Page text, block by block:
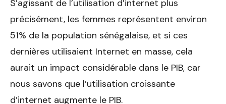
S’agissant de l’utilisation d’internet plus
précisément, les femmes représentent environ
51% de la population sénégalaise, et si ces
dernières utilisaient Internet en masse, cela
aurait un impact considérable dans le PIB, car
nous savons que l’utilisation croissante
d’internet augmente le PIB.